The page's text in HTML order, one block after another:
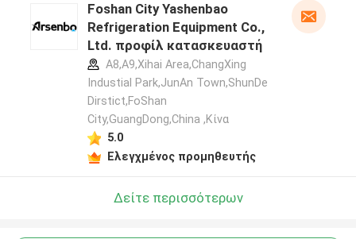
Foshan City Yashenbao
Refrigeration Equipment Co.,
Ltd. προφίλ κατασκευαστή
A8,A9,Xihai Area,ChangXing
Industial Park,JunAn Town,ShunDe
Dirstict,FoShan
City,GuangDong,China ,Κίνα
5.0
Ελεγχμένος προμηθευτής
Δείτε περισσότερων